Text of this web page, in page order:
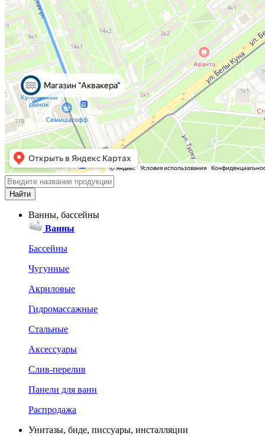
Ванны, бассейны
Ванны
Бассейны
Чугунные
Акриловые
Гидромассажные
Стальные
Аксессуары
Слив-перелив
Панели для ванн
Распродажа
Унитазы, биде, писсуары, инсталляции